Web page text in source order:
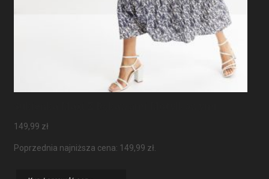
149,99 zł
Poprzednia najniższa cena: 149,99 zł